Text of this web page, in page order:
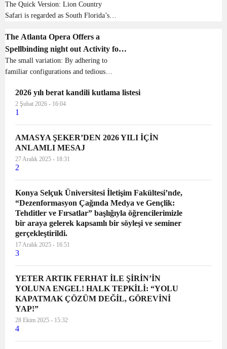
partners & Families an Up-Close
evaluate 1,000+ Animals
The Quick Version: Lion Country
Safari is regarded as South Florida’s
Since 1967, this park has delighted
website visitors with drive-through and
walk-throu...
The Atlanta Opera Offers a
Spellbinding night out Activity for
partners of All Ages
The small variation: By adhering to
familiar configurations and tedious
stuck in a matchmaking rut and let the
romance within their interactions slip
out. However...
2026 yılı berat kandili kutlama listesi
2 Şubat 2026 - 16:04
1
AMASYA ŞEKER’DEN 2026 YILI İÇİN
ANLAMLI MESAJ
27 Aralık 2025 - 18:31
2
Konya Selçuk Üniversitesi İletişim Fakültesi’nde,
“Dezenformasyon Çağında Medya ve Gençlik:
Tehditler ve Fırsatlar” başlığıyla öğrencilerimizle
bir araya gelerek kapsamlı bir söyleşi ve seminer
gerçekleştirildi.
17 Aralık 2025 - 16:51
3
YETER ARTIK FERHAT İLE ŞİRİN’İN
YOLUNA ENGEL! HALK TEPKİLİ: “YOLU
KAPATMAK ÇÖZÜM DEĞİL, GÖREVİNİ
YAP!”
28 Ekim 2025 - 15:32
4